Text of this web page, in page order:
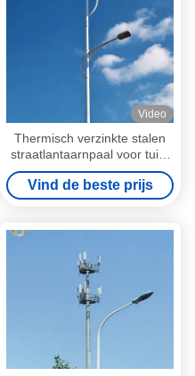
Video
Thermisch verzinkte stalen
straatlantaarnpaal voor tuin,
snelweg, straat, plein met
aanpasbaar ontwerp en
duurzaam materiaal
Vind de beste prijs